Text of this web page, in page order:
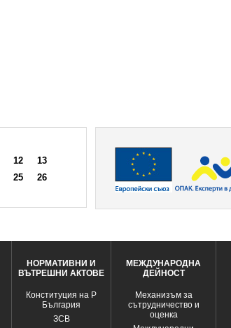
12
13
25
26
НОРМАТИВНИ И
ВЪТРЕШНИ АКТОВЕ
Конституция на Р
България
ЗСВ
МЕЖДУНАРОДНА
ДЕЙНОСТ
Механизъм за
сътрудничество и
оценка